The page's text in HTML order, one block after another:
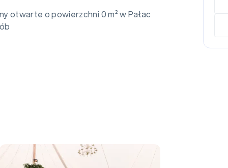
otwarte o powierzchni 0 m² w Pałac